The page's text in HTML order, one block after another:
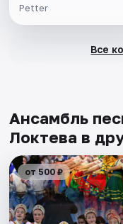
Petter
Все
Ансамбль
Локтева в
от 500 ₽